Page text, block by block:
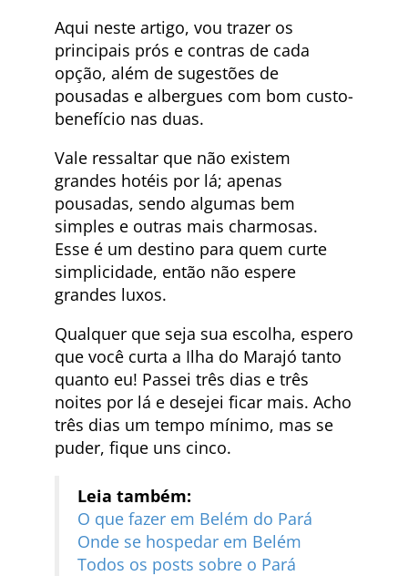
Aqui neste artigo, vou trazer os
principais prós e contras de cada
opção, além de sugestões de
pousadas e albergues com bom custo-
benefício nas duas.
Vale ressaltar que não existem
grandes hotéis por lá; apenas
pousadas, sendo algumas bem
simples e outras mais charmosas.
Esse é um destino para quem curte
simplicidade, então não espere
grandes luxos.
Qualquer que seja sua escolha, espero
que você curta a Ilha do Marajó tanto
quanto eu! Passei três dias e três
noites por lá e desejei ficar mais. Acho
três dias um tempo mínimo, mas se
puder, fique uns cinco.
Leia também:
O que fazer em Belém do Pará
Onde se hospedar em Belém
Todos os posts sobre o Pará